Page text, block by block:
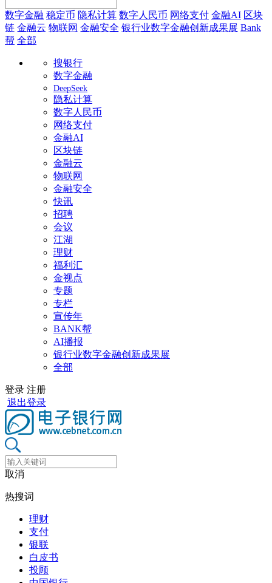
数字金融 稳定币 隐私计算 数字人民币 网络支付 金融AI 区块
链 金融云 物联网 金融安全 银行业数字金融创新成果展 Bank
帮 全部
搜银行
数字金融
DeepSeek
隐私计算
数字人民币
网络支付
金融AI
区块链
金融云
物联网
金融安全
快讯
招聘
会议
江湖
理财
福利汇
金视点
专题
专栏
宣传年
BANK帮
AI播报
银行业数字金融创新成果展
全部
登录 注册
退出登录
取消
热搜词
理财
支付
银联
白皮书
投顾